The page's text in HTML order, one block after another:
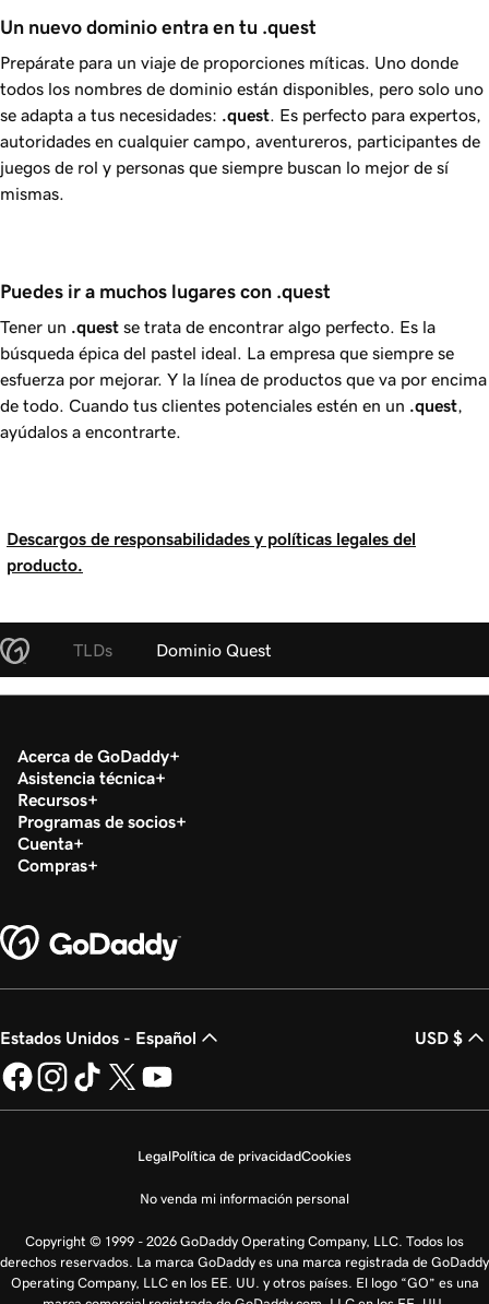
Un nuevo dominio entra en tu .quest
Prepárate para un viaje de proporciones míticas. Uno donde
todos los nombres de dominio están disponibles, pero solo uno
se adapta a tus necesidades: .quest . Es perfecto para expertos,
autoridades en cualquier campo, aventureros, participantes de
juegos de rol y personas que siempre buscan lo mejor de sí
mismas.
Puedes ir a muchos lugares con .quest
Tener un .quest se trata de encontrar algo perfecto. Es la
búsqueda épica del pastel ideal. La empresa que siempre se
esfuerza por mejorar. Y la línea de productos que va por encima
de todo. Cuando tus clientes potenciales estén en un .quest
ayúdalos a encontrarte.
Descargos de responsabilidades y políticas legales del
producto.
TLDs Dominio Quest
Acerca de GoDaddy
Asistencia técnica
Recursos
Programas de socios
Cuenta
Compras
Estados Unidos - Español USD $
LegalPolítica de privacidadCookies
No venda mi información personal
Copyright © 1999 - 2026 GoDaddy Operating Company, LLC. Todos los
derechos reservados. La marca GoDaddy es una marca registrada de GoDaddy
Operating Company, LLC en los EE. UU. y otros países. El logo “GO” es una